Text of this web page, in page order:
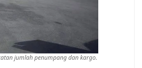
jumlah penumpang dan kargo.